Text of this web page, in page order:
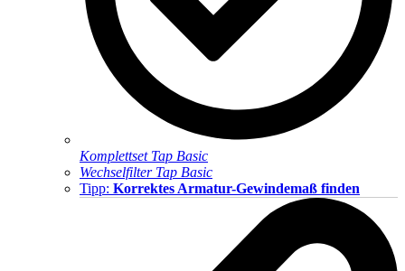
Komplettset Tap Basic
Wechselfilter Tap Basic
Tipp: Korrektes Armatur-Gewindemaß finden